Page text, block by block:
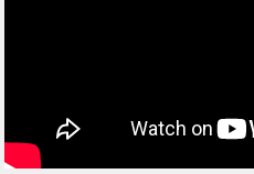
(0 Reviews)